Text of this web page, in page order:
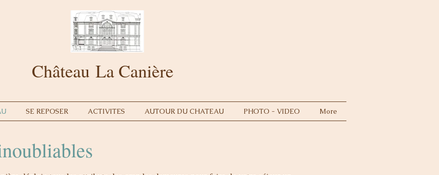
Château LaCanière
SE REPOSER ACTIVITES AUTOUR DU CHATEAU PHOTO - VIDEO More